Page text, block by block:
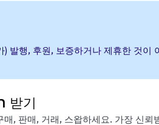
) 발행, 후원, 보증하거나 제휴한 것
받기
, 판매, 거래, 스왑하세요. 가장 신뢰